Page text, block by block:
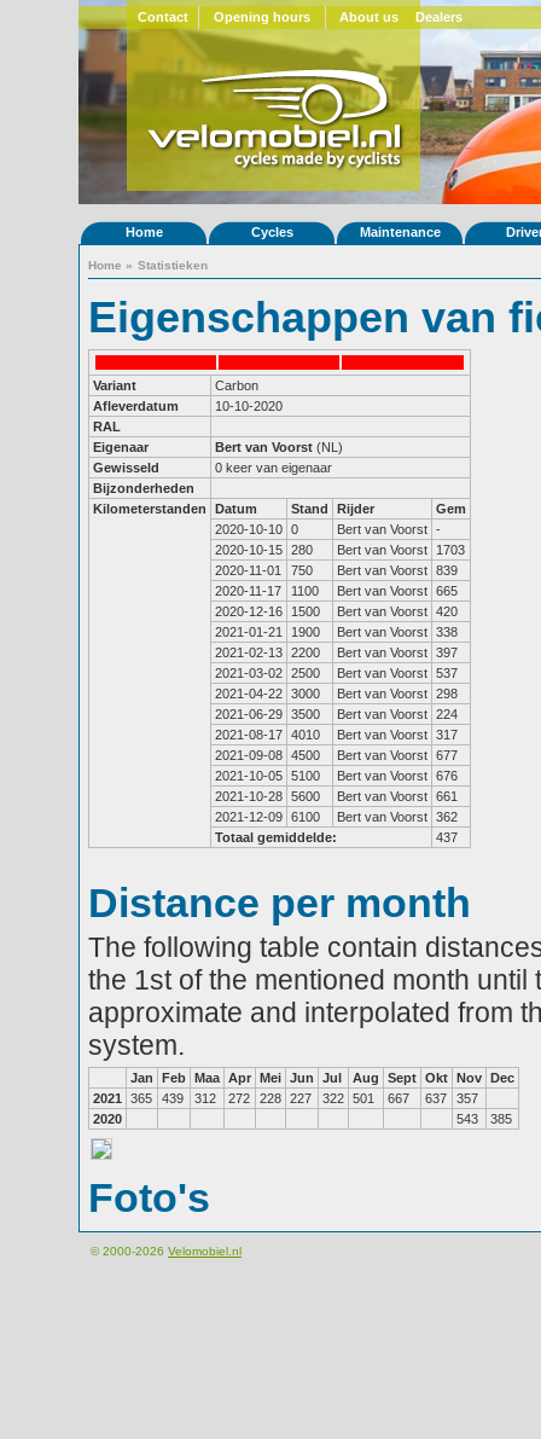
Contact Opening hours About us Dealers
Home Cycles Maintenance
Home » Statistieken
Eigenschappen van
Variant
Carbon
Afleverdatum
10-10-2020
RAL
Eigenaar
Bert van Voorst (NL)
Gewisseld
0 keer van eigenaar
Bijzonderheden
Kilometerstanden
Datum Stand Rijder
Gem
2020-10-10 0 Bert van Voorst -
2020-10-15 280 Bert van Voorst
1703
2020-11-01
750 Bert van Voorst 839
2020-11-17
1100 Bert van Voorst 665
2020-12-16
1500 Bert van Voorst 420
2021-01-21
1900 Bert van Voorst 338
2021-02-13 2200 Bert van Voorst 397
2021-03-02 2500 Bert van Voorst 537
2021-04-22 3000 Bert van Voorst 298
2021-06-29 3500 Bert van Voorst 224
2021-08-17 4010 Bert van Voorst 317
2021-09-08 4500 Bert van Voorst 677
2021-10-05 5100 Bert van Voorst 676
2021-10-28 5600 Bert van Voorst 661
2021-12-09 6100 Bert van Voorst 362
Totaal gemiddelde:
437
Distance per month
The following table contain
the 1st of the mentioned month
approximate and interpolated from
system.
Jan Feb Maa Apr Mei Jun Jul Aug Sept Okt Nov Dec
2021
365 439 312 272 228 227 322 501 667 637
357
2020
543 385
Foto's
© 2000-2026 Velomobiel.nl